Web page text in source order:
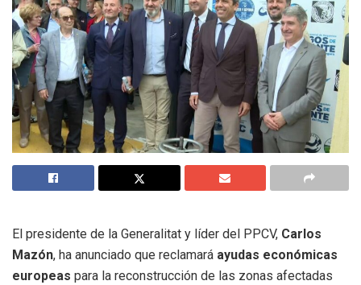
El presidente de la Generalitat y líder del PPCV, Carlos
Mazón, ha anunciado que reclamará ayudas económicas
europeas para la reconstrucción de las zonas afectadas